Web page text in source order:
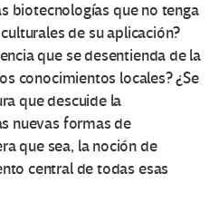
biotecnologías que no tenga
de su aplicación?
que se desentienda de la
conocimientos locales? ¿Se
que descuide la
nuevas formas de
que sea, la noción de
central de todas esas